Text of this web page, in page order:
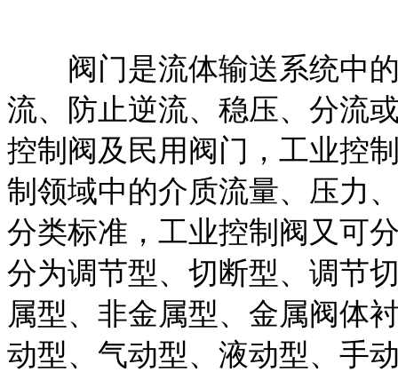
阀门是流体输送系统中的
流、防止逆流、稳压、分流
控制阀及民用阀门，工业控
制领域中的介质流量、压力
分类标准，工业控制阀又可
分为调节型、切断型、调节
属型、非金属型、金属阀体
动型、气动型、液动型、手